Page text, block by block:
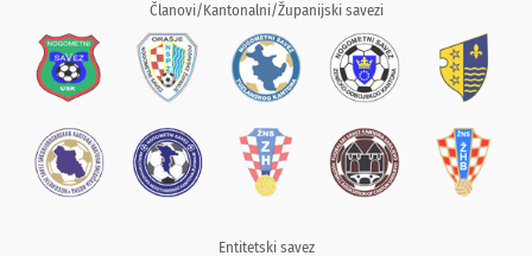
Članovi/Kantonalni/Županijski savezi
Entitetski savez